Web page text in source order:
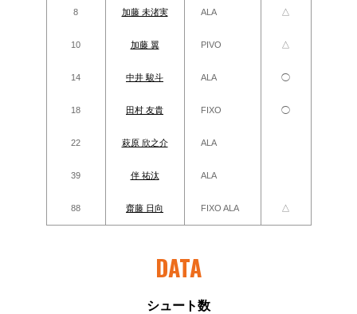
8 加藤 未渚実 ALA △
10 加藤 翼 PIVO △
14 中井 駿斗 ALA ◯
18 田村 友貴 FIXO ◯
22 萩原 欣之介 ALA
39 伴 祐汰 ALA
88 齋藤 日向 FIXO ALA △
DATA
シュート数